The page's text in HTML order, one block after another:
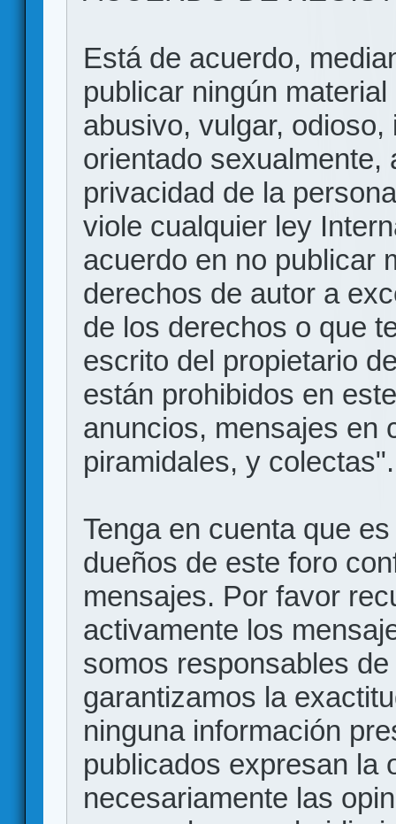
Está de acuerdo,
publicar ningún
abusivo, vulgar,
orientado sexualmente,
privacidad de la
viole cualquier ley
acuerdo en no publicar
derechos de autor a
de los derechos o que
escrito del propietario
están prohibidos en
anuncios, mensajes en
piramidales, y colectas".
Tenga en cuenta que
dueños de este foro
mensajes. Por favor
activamente los
somos responsables
garantizamos la
ninguna información
publicados expresan la
necesariamente las